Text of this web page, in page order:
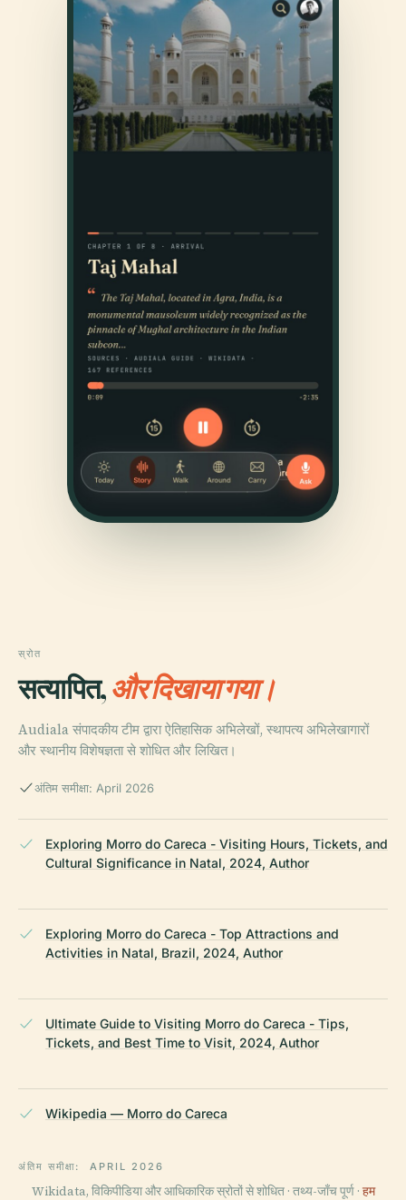
स्रोत
सत्यापित,और दिखाया गया।
Audiala संपादकीय टीम द्वारा ऐतिहासिक अभिलेखों, स्थापत्य अभिलेखागारों
और स्थानीय विशेषज्ञता से शोधित और लिखित।
अंतिम समीक्षा: April 2026
Exploring Morro do Careca - Visiting Hours, Tickets, and
Cultural Significance in Natal, 2024, Author
Exploring Morro do Careca - Top Attractions and
Activities in Natal, Brazil, 2024, Author
Ultimate Guide to Visiting Morro do Careca - Tips,
Tickets, and Best Time to Visit, 2024, Author
Wikipedia — Morro do Careca
अंतिम समीक्षा: APRIL 2026
Wikidata, विकिपीडिया और आधिकारिक स्रोतों से शोधित · तथ्य-जाँच पूर्ण · हम